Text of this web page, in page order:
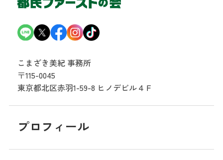
こまざき美紀 事務所
〒115-0045
東京都北区赤羽1-59-8 ヒノデビル４Ｆ
プロフィール